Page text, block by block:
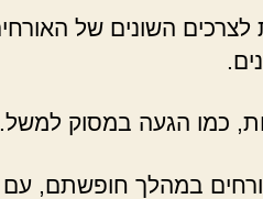
לצרכים השונים של
כמו הגעה במסוק למשל.
במהלך חופשתם, עם